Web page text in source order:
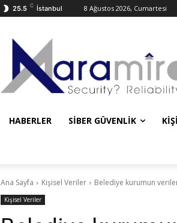
25.5 C İstanbul 8 Ağustos 2026, Cumartesi
HABERLER SIBER GÜVENLIK
Ana Sayfa Kişisel Veriler Belediye kurumun
Kişisel Veriler